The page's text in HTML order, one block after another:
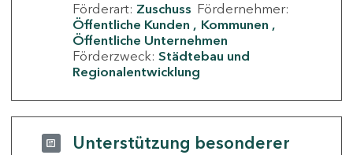
Förderart: Zuschuss Fördernehmer:
Öffentliche Kunden
Kommunen
Öffentliche Unternehmen
Förderzweck: Städtebau und
Regionalentwicklung
Unterstützung besonderer